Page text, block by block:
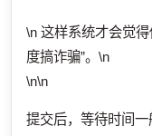
\n 这样系统才会觉得
度搞诈骗”。\n
\n\n
提交后，等待时间一